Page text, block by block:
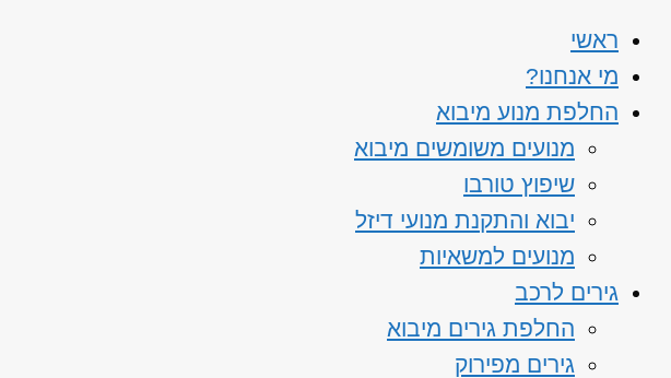
ראשי
מי אנחנו?
החלפת מנוע מיבוא
מנועים משומשים מיבוא
שיפוץ טורבו
יבוא והתקנת מנועי דיזל
מנועים למשאיות
גירים לרכב
החלפת גירים מיבוא
גירים מפירוק